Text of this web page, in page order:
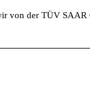
von der TÜV